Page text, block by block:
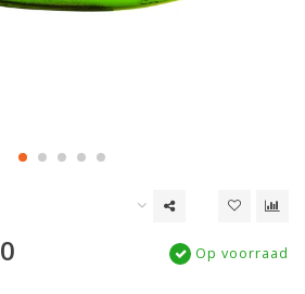
Op voorraad